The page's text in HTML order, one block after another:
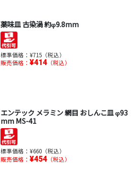
薬味皿 古染渦 約φ9.8mm
標準価格： ¥715（税込）
販売価格： ¥414（税込）
エンテック メラミン 網目 おしんこ皿 φ93
mm MS-41
標準価格： ¥660（税込）
販売価格： ¥454（税込）